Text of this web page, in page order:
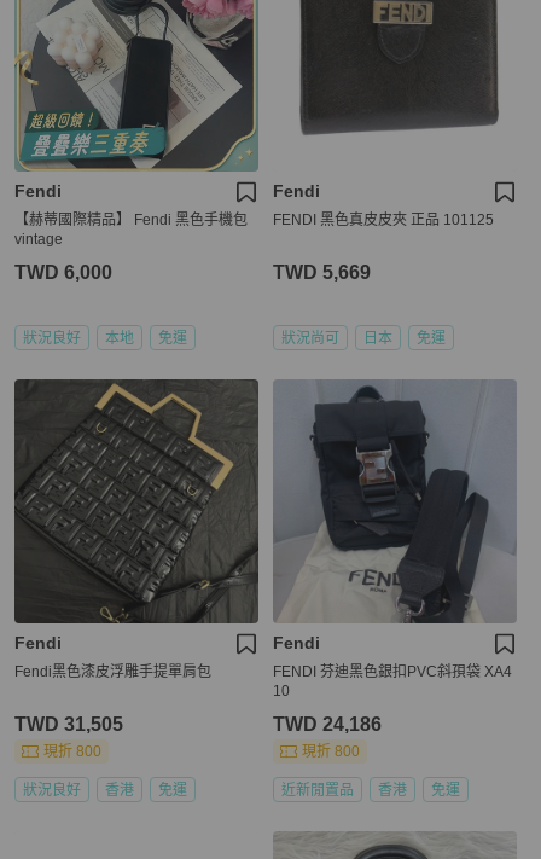
Fendi
【赫蒂國際精品】 Fendi 黑色手機包
vintage
TWD 6,000
狀況良好 本地 免運
Fendi
FENDI 黑色真皮皮夾 正品 101125
TWD 5,669
狀況尚可 日本 免運
Fendi
Fendi黑色漆皮浮雕手提單肩包
TWD 31,505
現折 800
狀況良好 香港 免運
Fendi
FENDI 芬迪黑色銀扣PVC斜孭袋 XA4
10
TWD 24,186
現折 800
近新閒置品 香港 免運